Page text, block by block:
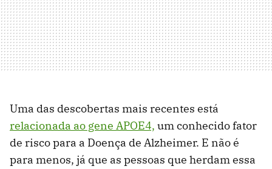
Uma das descobertas mais recentes está
relacionada ao gene APOE4, um conhecido fator
de risco para a Doença de Alzheimer. E não é
para menos, já que as pessoas que herdam essa